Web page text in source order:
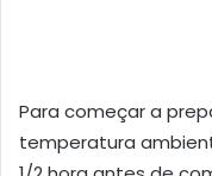
Para começar a
temperatura